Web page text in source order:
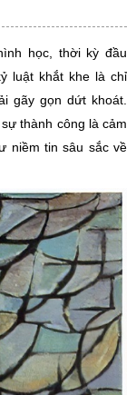
học, thời kỳ đầu
luật khắt khe là chỉ
gãy gọn dứt khoát.
thành công là cảm
niềm tin sâu sắc về